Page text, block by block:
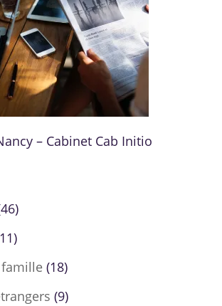
– Cabinet Cab Initio
(18)
(9)